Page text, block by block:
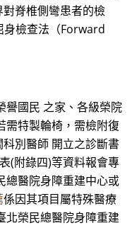
脊椎側彎患者的檢
身檢查法（Forward
譽國民 之家、各級榮院
需特製輪椅，需檢附復
別醫師 開立之診斷書
(附錄四)等資料報會專
總醫院身障重建中心或
係因其項目屬特殊醫療
北榮民總醫院身障重建